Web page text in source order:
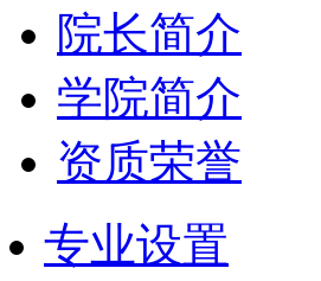
院长简介
学院简介
资质荣誉
专业设置